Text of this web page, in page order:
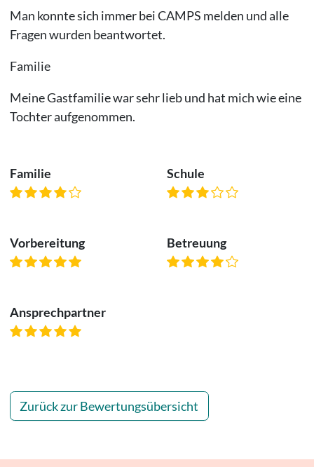
Man konnte sich immer bei CAMPS melden und alle
Fragen wurden beantwortet.
Familie
Meine Gastfamilie war sehr lieb und hat mich wie eine
Tochter aufgenommen.
Familie Schule
Vorbereitung Betreuung
Ansprechpartner
Zurück zur Bewertungsübersicht